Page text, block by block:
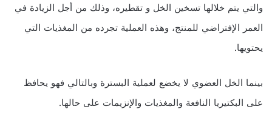
والتي يتم خلالها تسخين الخل و تقطيره، وذلك من أجل الزيادة في
العمر الإفتراضي للمنتج، وهذه العملية تجرده من المغذيات التي
يحتويها.
بينما الخل العضوي لا يخضع لعملية البسترة وبالتالي فهو يحافظ
على البكتيريا النافعة والمغذيات والإنزيمات على حالها.